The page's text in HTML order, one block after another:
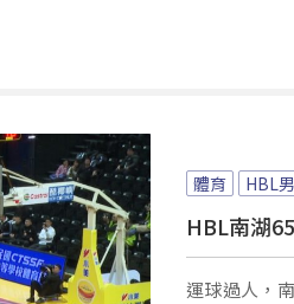
體育 HBL
HBL南湖
運球過人，